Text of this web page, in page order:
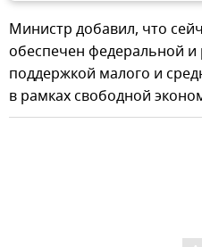
Министр добавил, что
обеспечен федеральной и
поддержкой малого и
в рамках свободной